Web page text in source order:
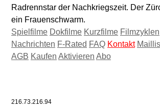
Radrennstar der Nachkriegszeit. Der
ein Frauenschwarm.
Spielfilme Dokfilme Kurzfilme Filmzyklen
Nachrichten F-Rated FAQ Kontakt
AGB Kaufen Aktivieren Abo
216.73.216.94